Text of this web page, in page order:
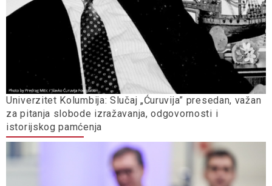
Univerzitet Kolumbija: Slučaj „Ćuruvija” presedan, važan
za pitanja slobode izražavanja, odgovornosti i
istorijskog pamćenja